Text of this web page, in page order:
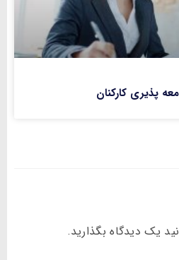
پذیری کارکنان
یک دیدگاه بگذارید.